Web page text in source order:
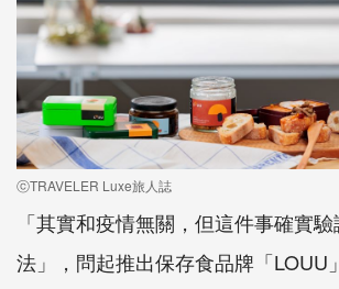
ⓒTRAVELER Luxe旅人誌
「其實和疫情無關，但這件事確實
法」，問起推出保存食品牌「LOUU